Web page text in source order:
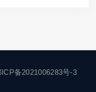
ICP备2021006283号-3